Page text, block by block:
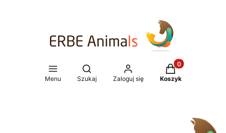
Menu
Otwórz wyszukiwarkę
Szukaj Zaloguj się
Produkty w
Koszyk